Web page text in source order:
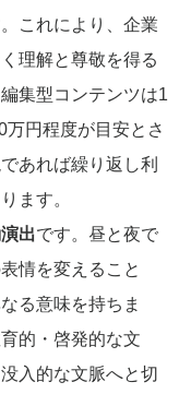
これにより、企業
理解と尊敬を得る
集型コンテンツは1
円程度が目安とさ
あれば繰り返し利
ます。
出です。昼と夜で
情を変えること
る意味を持ちま
的・啓発的な文
入的な文脈へと切